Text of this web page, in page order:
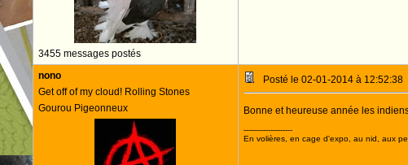
3455 messages postés
nono
Get off of my cloud! Rolling Stones
Gourou Pigeonneux
Posté le 02-01-2014 à 12:52:38
Bonne et heureuse année les
--------------------
En volières, en cage d'expo, au nid, aux